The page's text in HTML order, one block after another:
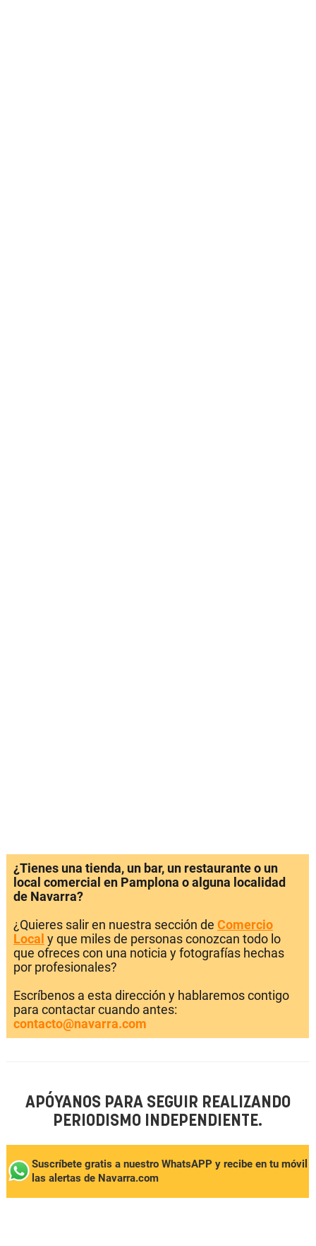
¿Tienes una tienda, un bar, un restaurante o un
local comercial en Pamplona o alguna localidad
de Navarra?
¿Quieres salir en nuestra sección de Comercio
Local y que miles de personas conozcan todo lo
que ofreces con una noticia y fotografías hechas
por profesionales?
Escríbenos a esta dirección y hablaremos contigo
para contactar cuando antes:
contacto@navarra.com
APÓYANOS PARA SEGUIR REALIZANDO
PERIODISMO INDEPENDIENTE.
Suscríbete gratis a nuestro WhatsAPP y recibe en tu móvil
las alertas de Navarra.com